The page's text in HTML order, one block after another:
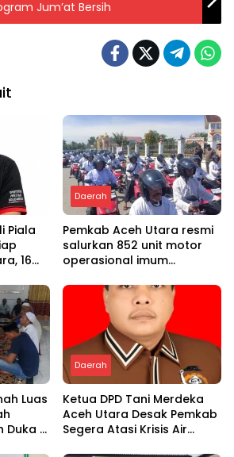
Jum’at Bersih
Piala
16
Daerah
Pemkab Aceh Utara resmi
salurkan 852 unit motor
operasional imum
Luas
Duka di
Daerah
Ketua DPD Tani Merdeka
Aceh Utara Desak Pemkab
Segera Atasi Krisis Air